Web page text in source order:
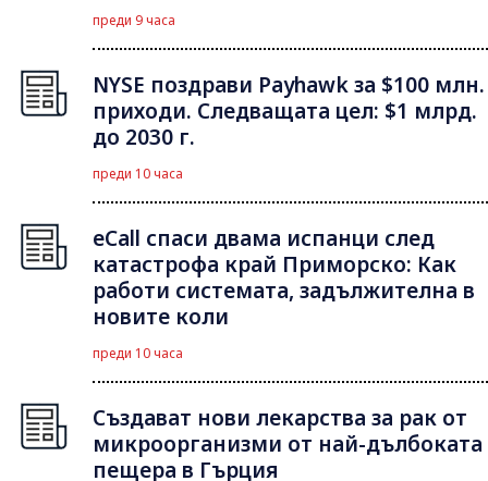
преди 9 часа
NYSE поздрави Payhawk за $100 млн.
приходи. Следващата цел: $1 млрд.
до 2030 г.
преди 10 часа
eCall спаси двама испанци след
катастрофа край Приморско: Как
работи системата, задължителна в
новите коли
преди 10 часа
Създават нови лекарства за рак от
микроорганизми от най-дълбоката
пещера в Гърция